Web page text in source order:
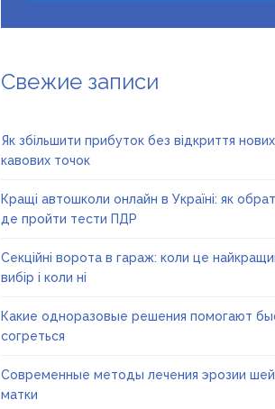
Свежие записи
Як збільшити прибуток без відкриття нових
кавових точок
Кращі автошколи онлайн в Україні: як
де пройти тести ПДР
Секційні ворота в гараж: коли це
вибір і коли ні
Какие одноразовые решения помогают
согреться
Современные методы лечения эрозии
матки